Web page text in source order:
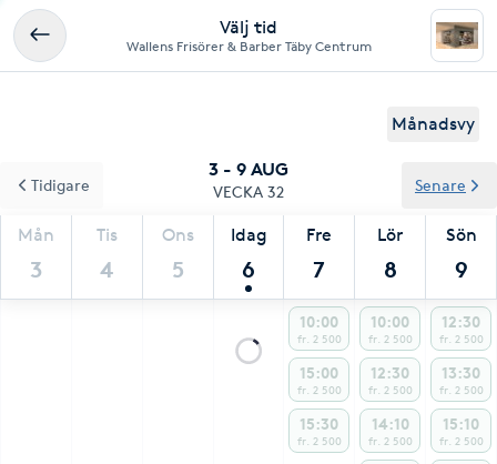
Välj tid
Wallens Frisörer & Barber Täby Centrum
Månadsvy
3 - 9 AUG
VECKA 32
Mån
3
Tis
4
Ons
5
Idag
6
Fre
7
Lör
8
Sön
9
Tidigare Senare
10:00
fr. 2 500
15:00
fr. 2 500
15:30
fr. 2 500
10:00
fr. 2 500
12:30
fr. 2 500
14:10
fr. 2 500
12:30
fr. 2 500
13:30
fr. 2 500
15:10
fr. 2 500